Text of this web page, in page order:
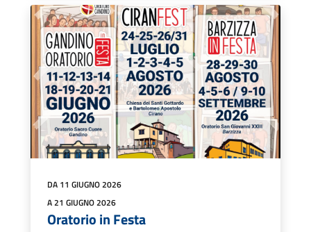
DA 11 GIUGNO 2026
A 21 GIUGNO 2026
Oratorio in Festa